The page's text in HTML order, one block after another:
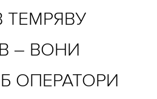
ТЕМРЯВУ
– ВОНИ
ОПЕРАТОРИ